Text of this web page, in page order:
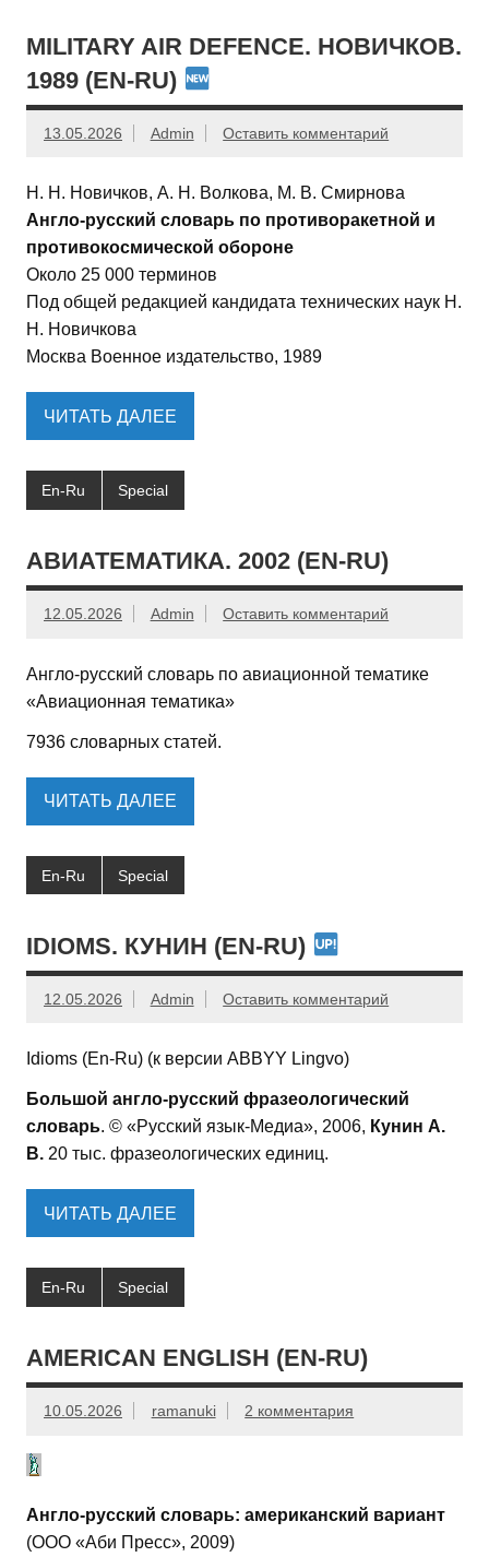
MILITARY AIR DEFENCE. НОВИЧКОВ.
1989 (EN-RU)
13.05.2026 Admin Оставить комментарий
Н. Н. Новичков, А. Н. Волкова, М. В. Смирнова
Англо-русский словарь по противоракетной и
противокосмической обороне
Около 25 000 терминов
Под общей редакцией кандидата технических наук Н.
Н. Новичкова
Москва Военное издательство, 1989
ЧИТАТЬ ДАЛЕЕ
En-Ru Special
АВИАТЕМАТИКА. 2002 (EN-RU)
12.05.2026 Admin Оставить комментарий
Англо-русский словарь по авиационной тематике
«Авиационная тематика»
7936 словарных статей.
ЧИТАТЬ ДАЛЕЕ
En-Ru Special
IDIOMS. КУНИН (EN-RU)
12.05.2026 Admin Оставить комментарий
Idioms (En-Ru) (к версии ABBYY Lingvo)
Большой англо-русский фразеологический
словарь. © «Русский язык-Медиа», 2006, Кунин А.
В. 20 тыс. фразеологических единиц.
ЧИТАТЬ ДАЛЕЕ
En-Ru Special
AMERICAN ENGLISH (EN-RU)
10.05.2026 ramanuki 2 комментария
Англо-русский словарь: американский вариант
(ООО «Аби Пресс», 2009)